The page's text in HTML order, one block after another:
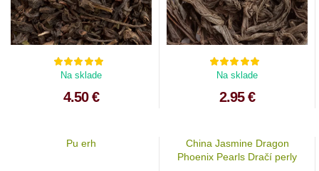
Na sklade
4.50 €
Na sklade
2.95 €
Pu erh
China Jasmine Dragon
Phoenix Pearls Dračí perly